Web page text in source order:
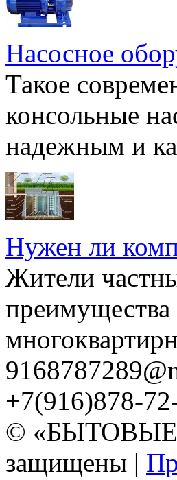
Насосное
Такое
консольные
надежным и
Нужен ли
Жители
преимущества
+7(916)878-
© «БЫТОВЫЕ
защищены |